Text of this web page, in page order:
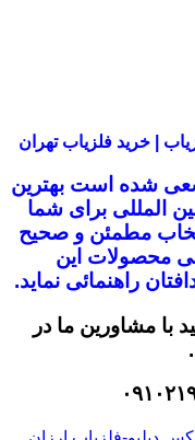
| خرید فلزیاب تهران
شده است بهترین
المللی برای شما
مطمئن و صحیح
محصولات این
راهنمائی نماید.
با مشاورین ما در